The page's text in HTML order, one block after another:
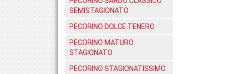
SEMISTAGIONATO
PECORINO DOLCE TENERO
PECORINO MATURO
STAGIONATO
PECORINO STAGIONATISSIMO